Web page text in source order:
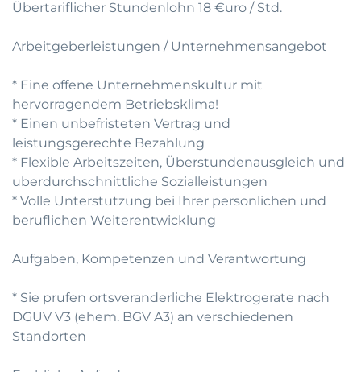
Übertariflicher Stundenlohn 18 €uro / Std.
Arbeitgeberleistungen / Unternehmensangebot
* Eine offene Unternehmenskultur mit
hervorragendem Betriebsklima!
* Einen unbefristeten Vertrag und
leistungsgerechte Bezahlung
* Flexible Arbeitszeiten, Überstundenausgleich und
uberdurchschnittliche Sozialleistungen
* Volle Unterstutzung bei Ihrer personlichen und
beruflichen Weiterentwicklung
Aufgaben, Kompetenzen und Verantwortung
* Sie prufen ortsveranderliche Elektrogerate nach
DGUV V3 (ehem. BGV A3) an verschiedenen
Standorten